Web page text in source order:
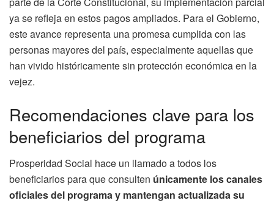
ya se refleja en estos pagos ampliados. Para el Gobierno,
este avance representa una promesa cumplida con las
personas mayores del país, especialmente aquellas que
han vivido históricamente sin protección económica en la
vejez.
Recomendaciones clave para los
beneficiarios del programa
Prosperidad Social hace un llamado a todos los
beneficiarios para que consulten únicamente los canales
oficiales del programa y mantengan actualizada su